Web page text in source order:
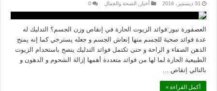
31 ديسمبر، 2016 أخبار الصحة والجمال 0
العصفورة نيوز:فوائد الزيوت الحارة في إنقاص وزن الجسم؟ التدليك له
عدة فوائد صحية للجسم منها إنعاش الجسم و جعله يسترخي كما إنه يمنح
‏الذهن الصفاء و الراحة و حتى تكتمل فوائد التدليك ينصح باستخدام الزيوت
الطبيعية ‏الحارة لما لها من فوائد متعددة أهمها إزالة الشحوم و الدهون و
بالتالي إنقاص …
أكمل القراءة »